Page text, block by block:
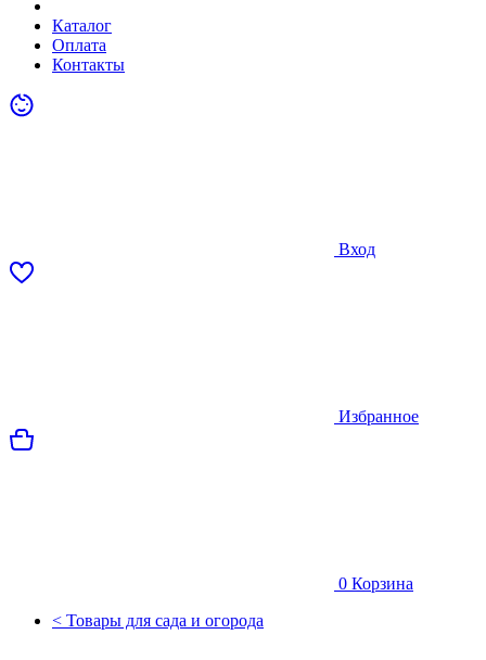
Каталог
Оплата
Контакты
Вход
Избранное
0 Корзина
< Товары для сада и огорода